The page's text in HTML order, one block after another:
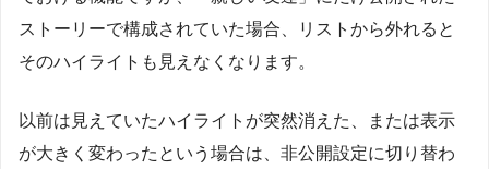
ストーリーで構成されていた場合、リストから外れると
そのハイライトも見えなくなります。
以前は見えていたハイライトが突然消えた、または表示
が大きく変わったという場合は、非公開設定に切り替わ